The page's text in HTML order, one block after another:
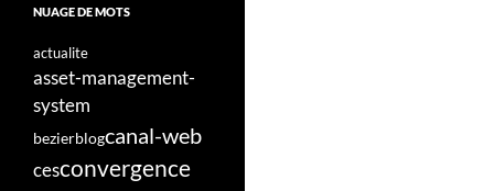
NUAGE DE MOTS
actualite
asset-management-
system
bezierblogcanal-web
cesconvergence